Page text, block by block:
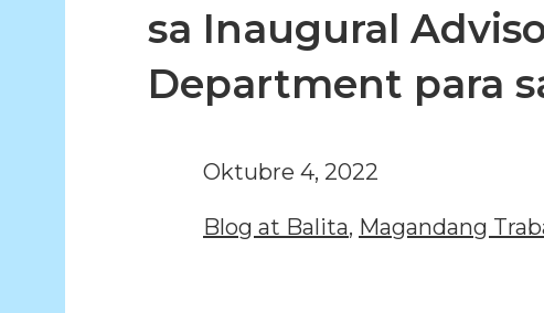
sa Inaugural
Department para
Oktubre 4, 2022
Blog at Balita, Magandang